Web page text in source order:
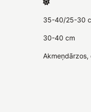
35-40/25-30
30-40 cm
Akmeņdārzos,